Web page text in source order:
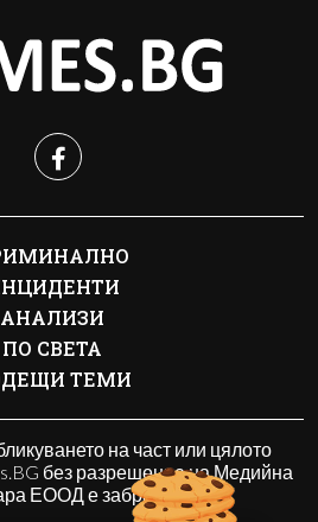
АНАЛИЗИ
ПО СВЕТА
ТЕМИ
на част или цялото
без разрешение на Медийна
ЕООД е забранено.